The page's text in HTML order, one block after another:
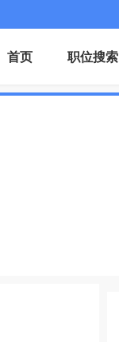
首页 职位搜索